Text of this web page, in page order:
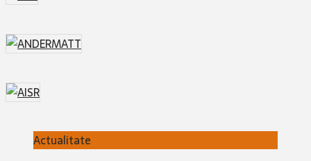
Actualitate